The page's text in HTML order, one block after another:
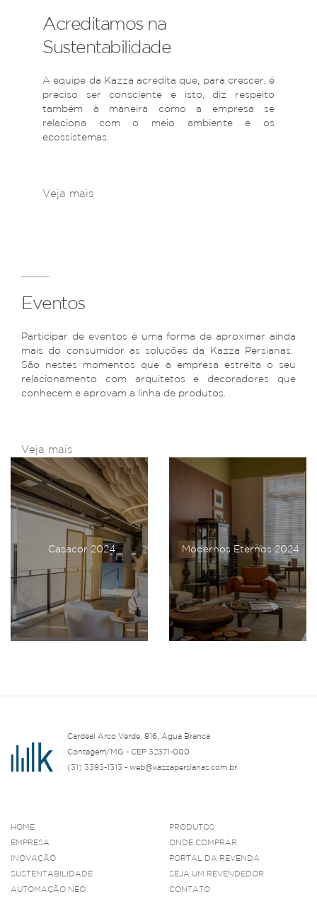
Acreditamos na
Sustentabilidade
A equipe da Kazza acredita que, para crescer, é
preciso ser consciente e isto, diz respeito
também à maneira como a empresa se
relaciona com o meio ambiente e os
ecossistemas.
Veja mais
Eventos
Participar de eventos é uma forma de aproximar ainda
mais do consumidor as soluções da Kazza Persianas.
São nestes momentos que a empresa estreita o seu
relacionamento com arquitetos e decoradores que
conhecem e aprovam a linha de produtos.
Veja mais
Casacor 2024 Modernos Eternos 2024
Cardeal Arco Verde, 816, Água Branca
Contagem/MG - CEP 32371-000
(31) 3393-1313 - web@kazzapersianas.com.br
HOME
EMPRESA
INOVAÇÃO
SUSTENTABILIDADE
AUTOMAÇÃO NEO
PRODUTOS
ONDE COMPRAR
PORTAL DA REVENDA
SEJA UM REVENDEDOR
CONTATO